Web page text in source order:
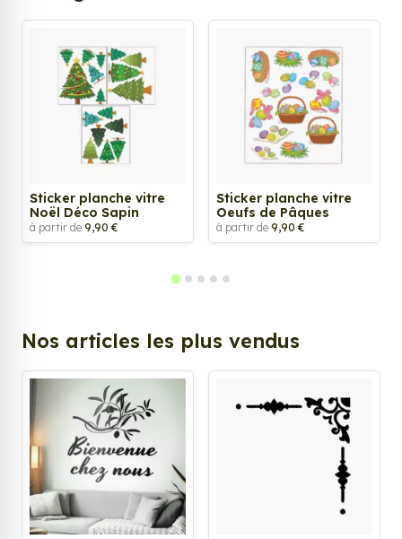
Sticker planche vitre
Noël Déco Sapin
à partir de 9,90 €
Sticker planche vitre
Oeufs de Pâques
à partir de 9,90 €
Nos articles les plus vendus